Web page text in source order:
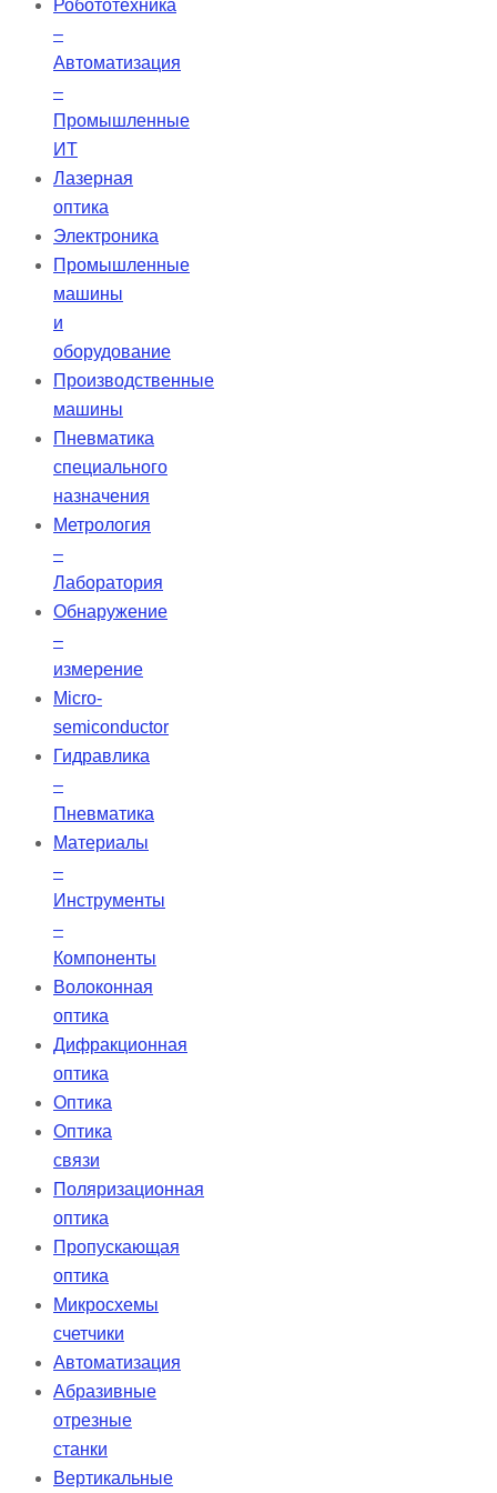
Робототехника
–
Автоматизация
–
Промышленные
ИТ
Лазерная
оптика
Электроника
Промышленные
машины
и
оборудование
Производственные
машины
Пневматика
специального
назначения
Метрология
–
Лаборатория
Обнаружение
–
измерение
Micro-
semiconductor
Гидравлика
–
Пневматика
Материалы
–
Инструменты
–
Компоненты
Волоконная
оптика
Дифракционная
оптика
Оптика
Оптика
связи
Поляризационная
оптика
Пропускающая
оптика
Микросхемы
счетчики
Автоматизация
Абразивные
отрезные
станки
Вертикальные